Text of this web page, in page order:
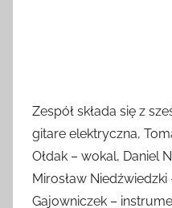
Zespół składa się z
gitare elektryczna,
Ołdak – wokal, Daniel
Mirosław
Gajowniczek –